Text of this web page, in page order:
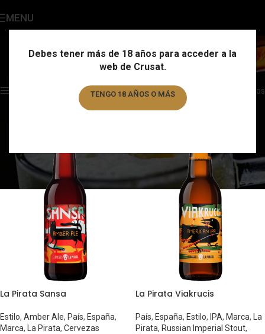
Debes tener más de 18 años para acceder a la
web de Crusat.
TENGO 18 AÑOS O MÁS
MENU La Pirata
Showing all 4 results
Filtros
La Pirata Sansa
Estilo, Amber Ale, País, España,
Marca, La Pirata, Cervezas
La Pirata Viakrucis
País, España, Estilo, IPA, Marca,
La
Pirata, Russian Imperial Stout,